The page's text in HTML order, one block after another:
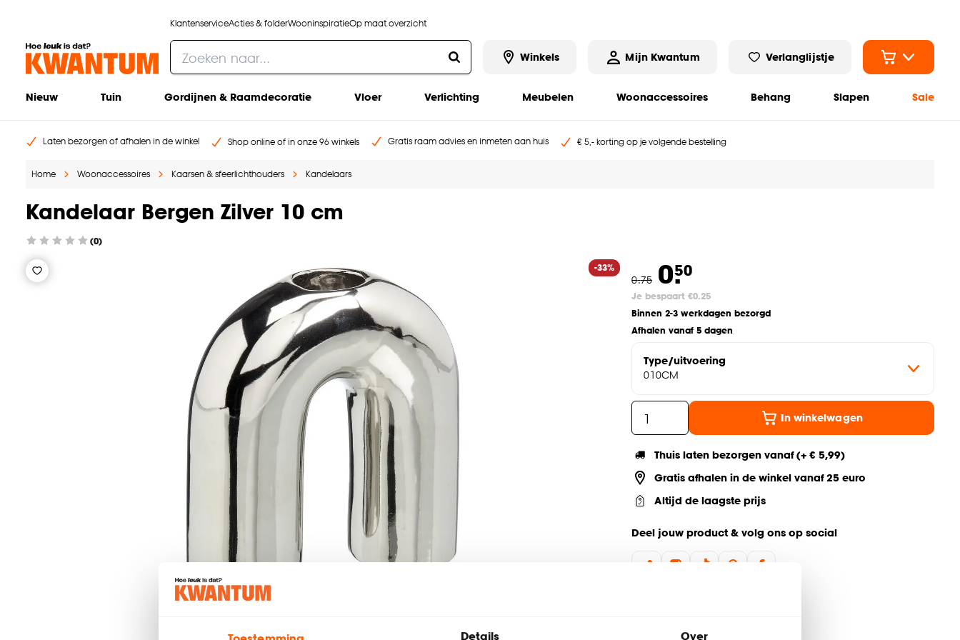
Details Over
KlantenserviceActies & folderWooninspiratieOp maat overzicht
Winkels Mijn Kwantum Verlanglijstje
Nieuw Tuin Gordijnen & Raamdecoratie Vloer Verlichting Meubelen Woonaccessoires Behang Slapen Sale
Laten bezorgen of afhalen in de winkel Shop online of in onze 96 winkels Gratis raam advies en inmeten aan huis € 5,- korting op je volgende bestelling
Home Woonaccessoires Kaarsen & sfeerlichthouders Kandelaars
Kandelaar Bergen Zilver 10 cm
(0)
-33%
0.75 0.50
Je bespaart €0.25
Binnen 2-3 werkdagen bezorgd
Afhalen vanaf 5 dagen
Type/uitvoering
010CM
In winkelwagen
Thuis laten bezorgen vanaf (+ € 5,99)
Gratis afhalen in de winkel vanaf 25 euro
Altijd de laagste prijs
Deel jouw product & volg ons op social